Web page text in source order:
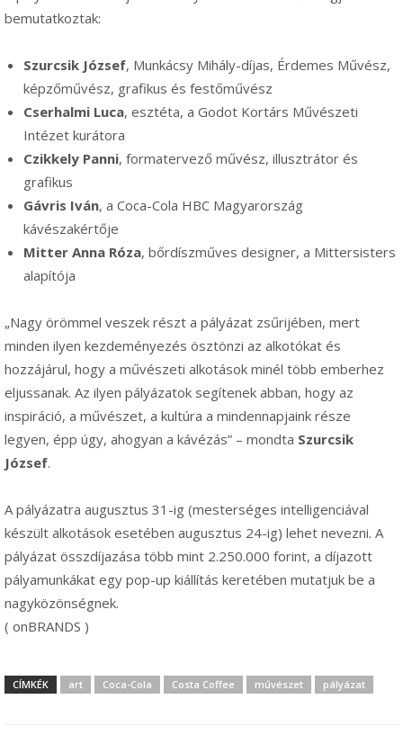
bemutatkoztak:
Szurcsik József, Munkácsy Mihály-díjas, Érdemes Művész,
képzőművész, grafikus és festőművész
Cserhalmi Luca, esztéta, a Godot Kortárs Művészeti
Intézet kurátora
Czikkely Panni, formatervező művész, illusztrátor és
grafikus
Gávris Iván, a Coca-Cola HBC Magyarország
kávészakértője
Mitter Anna Róza, bőrdíszműves designer, a Mittersisters
alapítója
„Nagy örömmel veszek részt a pályázat zsűrijében, mert
minden ilyen kezdeményezés ösztönzi az alkotókat és
hozzájárul, hogy a művészeti alkotások minél több emberhez
eljussanak. Az ilyen pályázatok segítenek abban, hogy az
inspiráció, a művészet, a kultúra a mindennapjaink része
legyen, épp úgy, ahogyan a kávézás” – mondta Szurcsik
József.
A pályázatra augusztus 31-ig (mesterséges intelligenciával
készült alkotások esetében augusztus 24-ig) lehet nevezni. A
pályázat összdíjazása több mint 2.250.000 forint, a díjazott
pályamunkákat egy pop-up kiállítás keretében mutatjuk be a
nagyközönségnek.
( onBRANDS )
CÍMKÉK art Coca-Cola Costa Coffee művészet pályázat